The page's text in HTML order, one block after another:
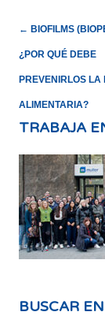
NAVEGACIÓN
DE
LA
← BIOFILMS
¿POR QUÉ DEBE
PREVENIRLOS LA
ALIMENTARIA?
TRABAJA
BUSCAR